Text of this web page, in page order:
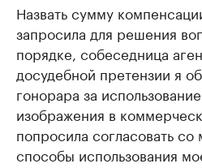
Назвать сумму
запросила для решения
порядке, собеседница
досудебной претензии я
гонорара за
изображения в
попросила согласовать
способы использования